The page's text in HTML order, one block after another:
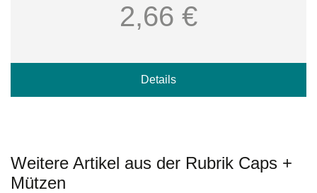
2,66 €
Details
Weitere Artikel aus der Rubrik Caps +
Mützen